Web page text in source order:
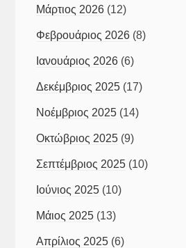
Μάρτιος 2026 (12)
Φεβρουάριος 2026 (8)
Ιανουάριος 2026 (6)
Δεκέμβριος 2025 (17)
Νοέμβριος 2025 (14)
Οκτώβριος 2025 (9)
Σεπτέμβριος 2025 (10)
Ιούνιος 2025 (10)
Μάιος 2025 (13)
Απρίλιος 2025 (6)